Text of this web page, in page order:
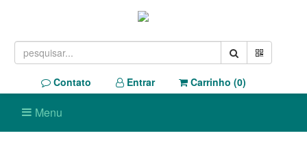
Contato Entrar Carrinho (0)
Menu